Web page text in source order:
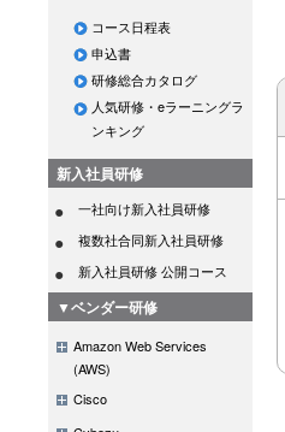
コース日程表
申込書
研修総合カタログ
人気研修・eラーニングラ
ンキング
新入社員研修
一社向け新入社員研修
複数社合同新入社員研修
新入社員研修 公開コース
▼ベンダー研修
Amazon Web Services
(AWS)
Cisco